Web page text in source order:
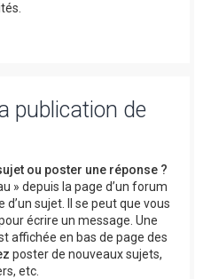
publication de
ou poster une réponse ?
» depuis la page d’un forum
d’un sujet. Il se peut que vous
écrire un message. Une
affichée en bas de page des
poster de nouveaux sujets,
etc.